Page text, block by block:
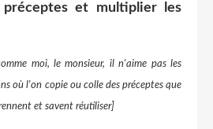
préceptes et multiplier les
moi, le monsieur, il n'aime pas les
où l'on copie ou colle des préceptes que
et savent réutiliser]